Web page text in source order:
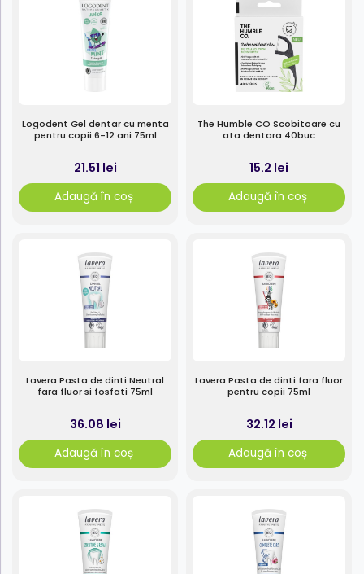
Logodent Gel dentar cu menta
pentru copii 6-12 ani 75ml
21.51 lei
Adaugă în coș
The Humble CO Scobitoare cu
ata dentara 40buc
15.2 lei
Adaugă în coș
Lavera Pasta de dinti Neutral
fara fluor si fosfati 75ml
36.08 lei
Adaugă în coș
Lavera Pasta de dinti fara fluor
pentru copii 75ml
32.12 lei
Adaugă în coș